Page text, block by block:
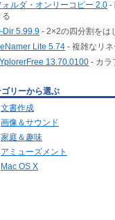
ォルダ・オンリーコピー 2.0 -
る
Dir 5.99.9 - 2×2の四分割をは
Lite 5.74 - 複雑なリ
13.70.0100 - カラ
ゴリーから選ぶ
文書作成
画像＆サウンド
家庭＆趣味
アミューズメント
Mac OS X